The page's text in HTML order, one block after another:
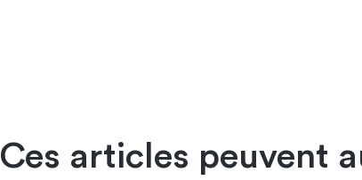
Ces articles peuvent